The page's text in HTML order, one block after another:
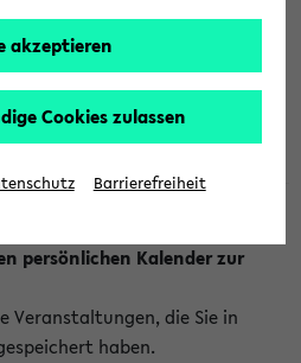
der
Sie auf unserer
das eKVV derzeit zur
persönlichen Kalender zur
Veranstaltungen, die Sie in
haben.
akzeptieren
Cookies zulassen
Barrierefreiheit